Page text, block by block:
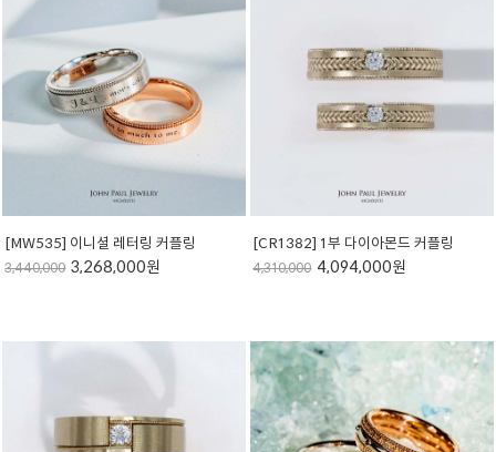
[MW535] 이니셜 레터링 커플링
3,440,000 3,268,000원
[CR1382] 1부 다이아몬드 커플링
4,310,000 4,094,000원